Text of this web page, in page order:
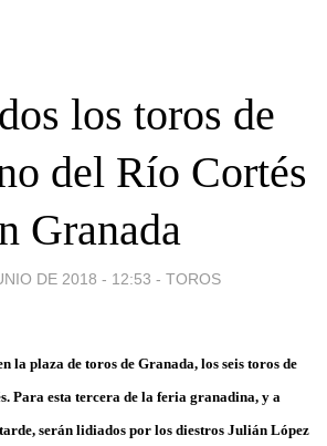
los toros de
del Río Cortés
Granada
DE 2018 - 12:53 - TOROS
la plaza de toros de Granada, los seis toros de
Para esta tercera de la feria granadina, y a
serán lidiados por los diestros Julián López